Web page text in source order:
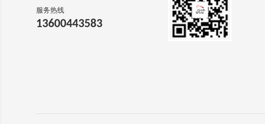
服务热线
13600443583